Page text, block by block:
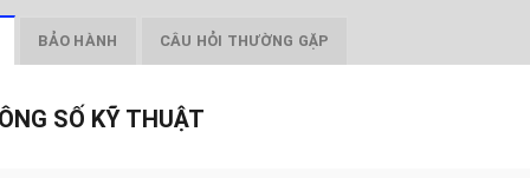
BẢO HÀNH CÂU HỎI THƯỜNG GẶP
SỐ KỸ THUẬT